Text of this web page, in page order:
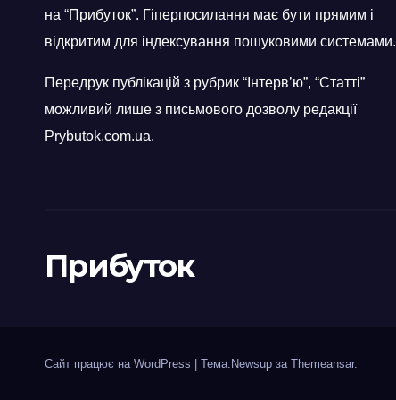
на “Прибуток”. Гіперпосилання має бути прямим і
відкритим для індексування пошуковими системами.
Передрук публікацій з рубрик “Інтерв’ю”, “Статті”
можливий лише з письмового дозволу редакції
Prybutok.com.ua.
Прибуток
Сайт працює на WordPress Тема:Newsup за Themeansar.